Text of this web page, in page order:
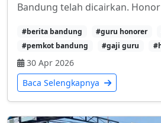
Bandung telah dicairkan.
#berita bandung #guru honorer
#pemkot bandung
#gaji guru
30 Apr 2026
Baca Selengkapnya